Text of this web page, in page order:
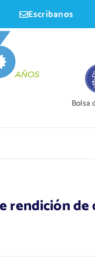
Escríbanos
Bolsa
rendición